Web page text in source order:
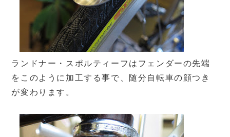
ランドナー・スポルティーフはフェンダーの先端
をこのように加工する事で、随分自転車の顔つき
が変わります。